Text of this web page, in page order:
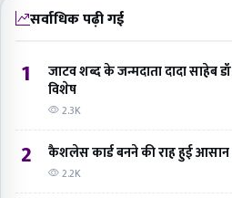
सर्वाधिक पढ़ी गई
1
जाटव शब्द के जन्मदाता दादा साहेब
विशेष
2.3K
2 कैशलेस कार्ड बनने की राह हुई आसान
2.2K